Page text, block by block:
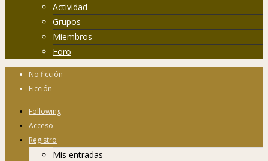
Actividad
Grupos
Miembros
Foro
No ficción
Ficción
Following
Acceso
Registro
Mis entradas